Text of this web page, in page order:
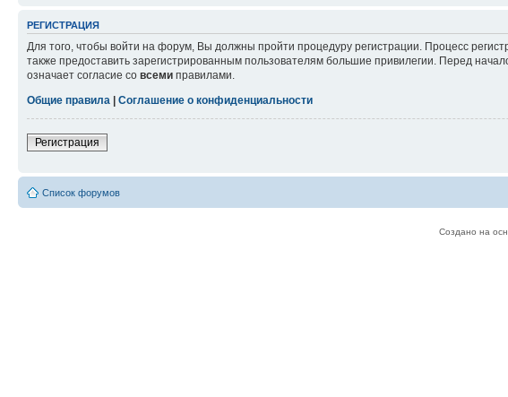
РЕГИСТРАЦИЯ
Для того, чтобы войти на форум, Вы должны пройти процедуру регистрации. Процесс
также предоставить зарегистрированным пользователям большие привилегии. Перед
означает согласие со всеми правилами.
Общие правила | Соглашение о конфиденциальности
Регистрация
Список форумов
Создано на